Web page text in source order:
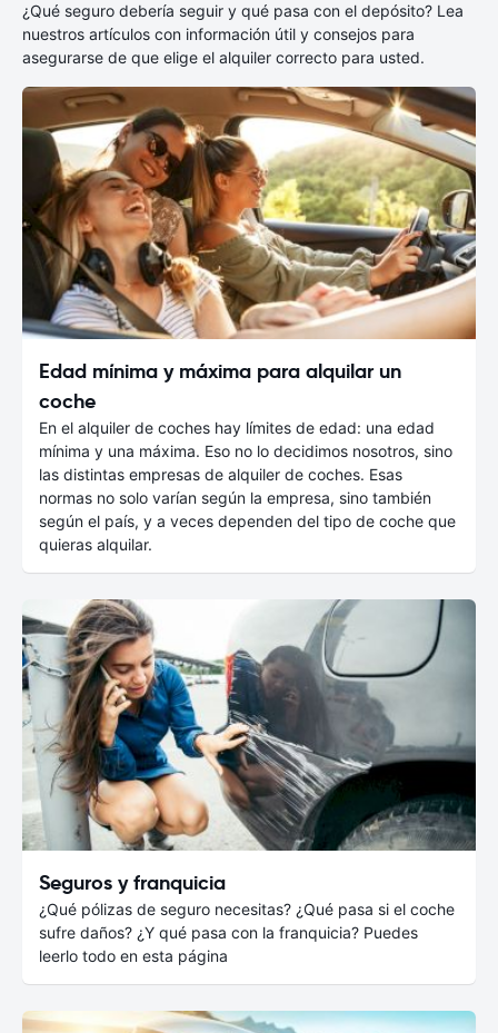
¿Qué seguro debería seguir y qué pasa con el depósito? Lea
nuestros artículos con información útil y consejos para
asegurarse de que elige el alquiler correcto para usted.
Edad mínima y máxima para alquilar un
coche
En el alquiler de coches hay límites de edad: una edad
mínima y una máxima. Eso no lo decidimos nosotros, sino
las distintas empresas de alquiler de coches. Esas
normas no solo varían según la empresa, sino también
según el país, y a veces dependen del tipo de coche que
quieras alquilar.
Seguros y franquicia
¿Qué pólizas de seguro necesitas? ¿Qué pasa si el coche
sufre daños? ¿Y qué pasa con la franquicia? Puedes
leerlo todo en esta página